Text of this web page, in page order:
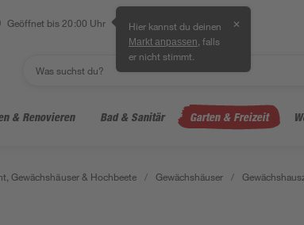
Geöffnet bis 20:00 Uhr Hier kannst du deinen
Markt anpassen , falls
er nicht stimmt.
✕
& Renovieren Bad & Sanitär Garten & Freizeit
Gewächshäuser & Hochbeete / Gewächshäuser /